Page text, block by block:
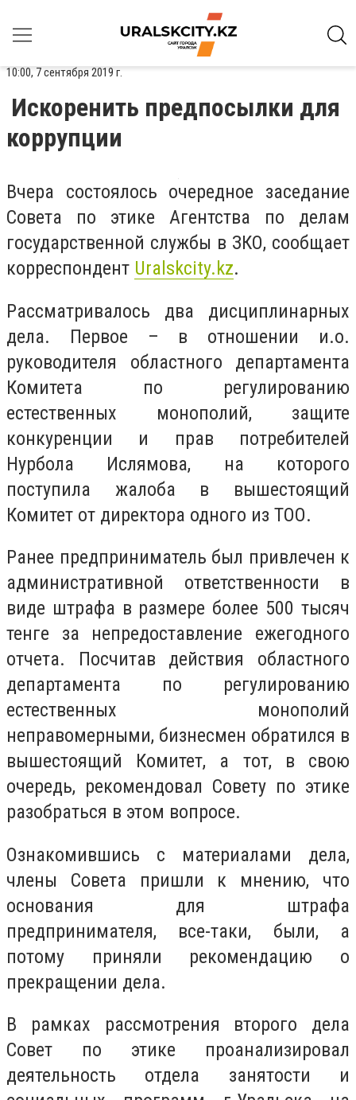
10:00, 7 сентября 2019 г.
Искоренить предпосылки для
коррупции
Вчера состоялось очередное заседание
Совета по этике Агентства по делам
государственной службы в ЗКО, сообщает
корреспондент Uralskcity.kz.
Рассматривалось два дисциплинарных
дела. Первое – в отношении и.о.
руководителя областного департамента
Комитета по регулированию
естественных монополий, защите
конкуренции и прав потребителей
Нурбола Ислямова, на которого
поступила жалоба в вышестоящий
Комитет от директора одного из ТОО.
Ранее предприниматель был привлечен к
административной ответственности в
виде штрафа в размере более 500 тысяч
тенге за непредоставление ежегодного
отчета. Посчитав действия областного
департамента по регулированию
естественных монополий
неправомерными, бизнесмен обратился в
вышестоящий Комитет, а тот, в свою
очередь, рекомендовал Совету по этике
разобраться в этом вопросе.
Ознакомившись с материалами дела,
члены Совета пришли к мнению, что
основания для штрафа
предпринимателя, все-таки, были, а
потому приняли рекомендацию о
прекращении дела.
В рамках рассмотрения второго дела
Совет по этике проанализировал
деятельность отдела занятости и